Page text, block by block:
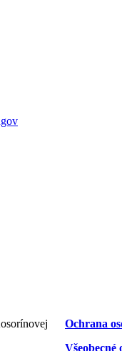
Ochrana
Všeobecné